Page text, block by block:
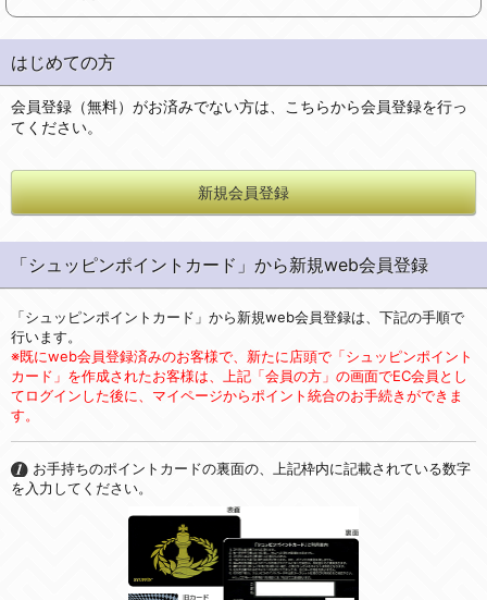
はじめての方
会員登録（無料）がお済みでない方は、こちらから会員登録を行っ
てください。
新規会員登録
「シュッピンポイントカード」から新規web会員登録
「シュッピンポイントカード」から新規web会員登録は、下記の手順で
行います。
※既にweb会員登録済みのお客様で、新たに店頭で「シュッピンポイント
カード」を作成されたお客様は、上記「会員の方」の画面でEC会員とし
てログインした後に、マイページからポイント統合のお手続きができま
す。
お手持ちのポイントカードの裏面の、上記枠内に記載されている数字
を入力してください。